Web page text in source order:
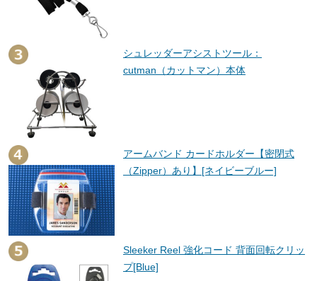
シュレッダーアシストツール：
cutman（カットマン）本体
アームバンド カードホルダー【密閉式
（Zipper）あり】[ネイビーブルー]
Sleeker Reel 強化コード 背面回転クリッ
プ[Blue]